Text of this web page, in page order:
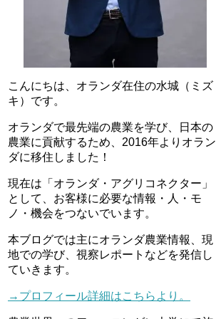
こんにちは、オランダ在住の水城（ミズ
キ）です。
オランダで最先端の農業を学び、日本の
農業に貢献するため、2016年よりオラン
ダに移住しました！
現在は「オランダ・アグリコネクター」
として、お客様に必要な情報・人・モ
ノ・機会をつないでいます。
本ブログでは主にオランダ農業情報、現
地での学び、視察レポートなどを発信し
ていきます。
→プロフィール詳細はこちらより。